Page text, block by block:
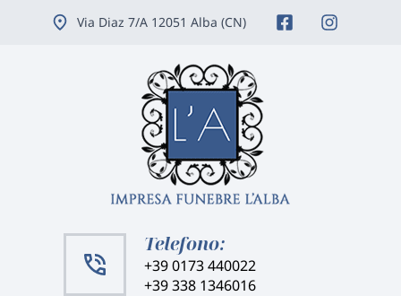
Via Diaz 7/A 12051 Alba (CN)
Telefono:
+39 0173 440022
+39 338 1346016